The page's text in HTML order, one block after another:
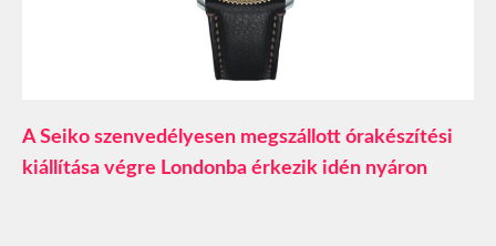
A Seiko szenvedélyesen megszállott órakészítési
kiállítása végre Londonba érkezik idén nyáron